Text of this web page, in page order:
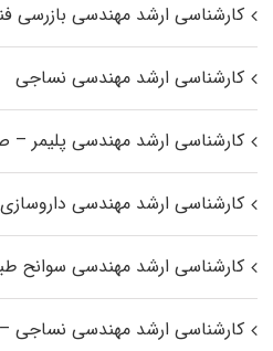
کارشناسی ارشد مهندسی بازرسی
کارشناسی ارشد مهندسی نساجی
کارشناسی ارشد مهندسی پلیمر –
کارشناسی ارشد مهندسی داروسازی
کارشناسی ارشد مهندسی سوانح
کارشناسی ارشد مهندسی نساجی